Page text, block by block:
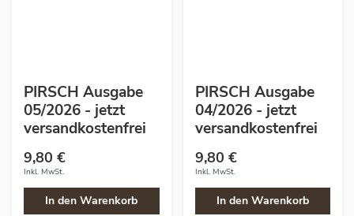
PIRSCH Ausgabe
05/2026 - jetzt
versandkostenfrei
9,80 €
Inkl. MwSt.
In den Warenkorb
PIRSCH Ausgabe
04/2026 - jetzt
versandkostenfrei
9,80 €
Inkl. MwSt.
In den Warenkorb